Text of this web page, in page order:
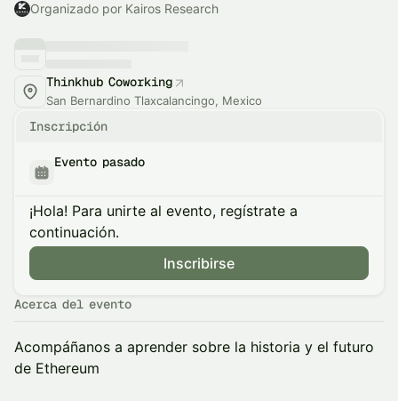
Organizado por Kairos Research
Thinkhub Coworking
San Bernardino Tlaxcalancingo, Mexico
Inscripción
Evento pasado
¡Hola! Para unirte al evento, regístrate a
continuación.
Inscribirse
Acerca del evento
Acompáñanos a aprender sobre la historia y el futuro
de Ethereum